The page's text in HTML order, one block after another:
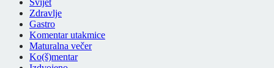
Svijet
Zdravlje
Gastro
Komentar utakmice
Maturalna večer
Ko(š)mentar